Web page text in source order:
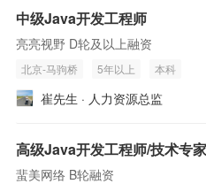
中级Java开发工程师
亮亮视野 D轮及以上融资
北京-马驹桥 5年以上 本科
崔先生 · 人力资源总监
蜚美网络 B轮融资